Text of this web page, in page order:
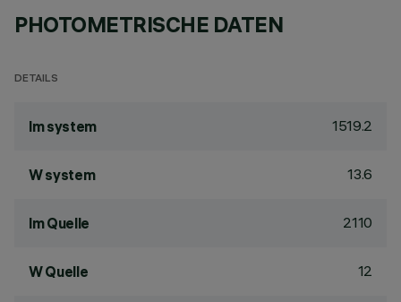
PHOTOMETRISCHE DATEN
DETAILS
lm system 1519.2
W system 13.6
lm Quelle 2110
W Quelle 12